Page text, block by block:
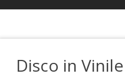
Disco in